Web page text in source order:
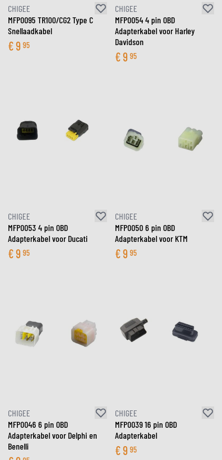
CHIGEE
MFP0095 TR100/CG2 Type C
Snellaadkabel
€9 95
CHIGEE
MFP0054 4 pin OBD
Adapterkabel voor Harley
Davidson
€9 95
CHIGEE
MFP0053 4 pin OBD
Adapterkabel voor Ducati
€9 95
CHIGEE
MFP0050 6 pin OBD
Adapterkabel voor KTM
€9 95
CHIGEE
MFP0046 6 pin OBD
Adapterkabel voor Delphi en
Benelli
CHIGEE
MFP0039 16 pin OBD
Adapterkabel
€9 95